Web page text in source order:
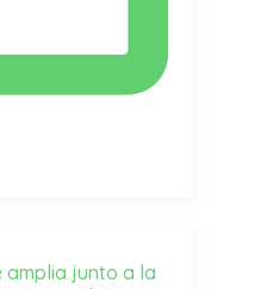
amplia junto a la